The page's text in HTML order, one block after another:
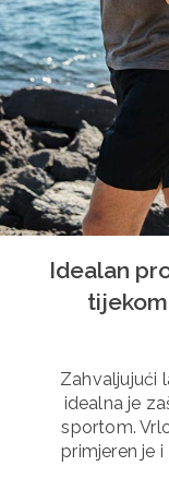
Idealan
Zahvaljujući
idealna je
sportom.
primjeren je